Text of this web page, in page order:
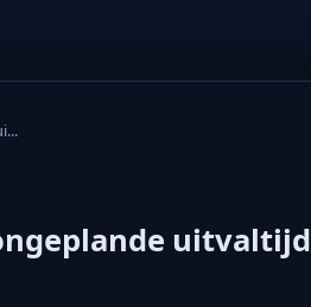
uitvaltijd